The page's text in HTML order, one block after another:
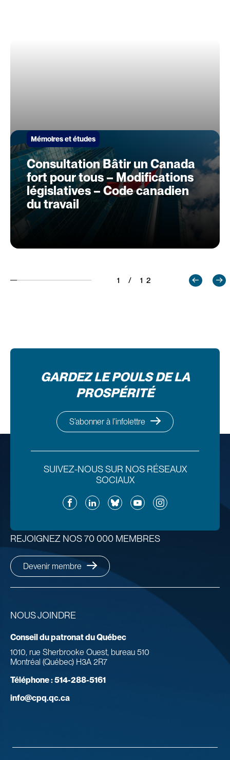
Mémoires et études
Consultation Bâtir un Canada
fort pour tous – Modifications
législatives – Code canadien
du travail
1 / 12
GARDEZ LE POULS DE LA
PROSPÉRITÉ
S’abonner à l’infolettre
SUIVEZ-NOUS SUR NOS RÉSEAUX
SOCIAUX
FacebookLinkedInBlueskyYouTubeInstagram
NOUS JOINDRE
Conseil du patronat du Québec
1010, rue Sherbrooke Ouest, bureau 510
Montréal (Québec) H3A 2R7
Téléphone :514-288-5161
info@cpq.qc.ca
REJOIGNEZ NOS 70 000 MEMBRES
Devenir membre